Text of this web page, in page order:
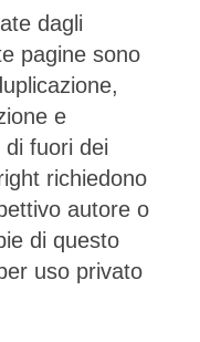
dagli
pagine sono
e
di fuori dei
richiedono
autore o
di questo
uso privato